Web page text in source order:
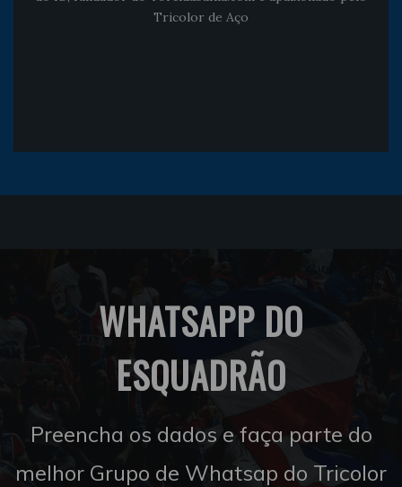
Tricolor de Aço
WHATSAPP DO
ESQUADRÃO
Preencha os dados e faça parte do
melhor Grupo de Whatsap do Tricolor